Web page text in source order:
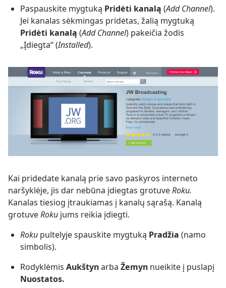
Paspauskite mygtuką Pridėti kanalą (Add Channel).
Jei kanalas sėkmingas pridėtas, žalią mygtuką
Pridėti kanalą (Add Channel) pakeičia žodis
„Įdiegta“ (Installed).
Kai pridedate kanalą prie savo paskyros interneto
naršyklėje, jis dar nebūna įdiegtas grotuveRoku.
Kanalas tiesiog įtraukiamas į kanalų sąrašą. Kanalą
grotuveRoku jums reikia įdiegti.
Roku pultelyje spauskite mygtuką Pradžia (namo
simbolis).
Rodyklėmis Aukštynarba Žemyn nueikite į puslapį
Nuostatos.